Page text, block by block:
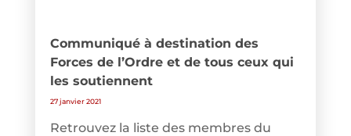
Communiqué à destination des
Forces de l’Ordre et de tous ceux qui
les soutiennent
27 janvier 2021
Retrouvez la liste des membres du